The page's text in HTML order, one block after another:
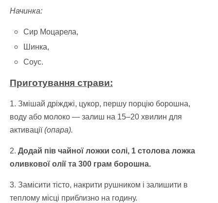
Начинка:
Сир Моцарела,
Шинка,
Соус.
Приготування страви:
1. Змішай дріжджі, цукор, першу порцію борошна,
воду або молоко — залиш на 15–20 хвилин для
активації(опара).
2. Додай пів чайної ложки солі, 1 столова ложка
оливкової олії та 300 грам борошна.
3. Замісити тісто, накрити рушником і залишити в
теплому місці приблизно на годину.